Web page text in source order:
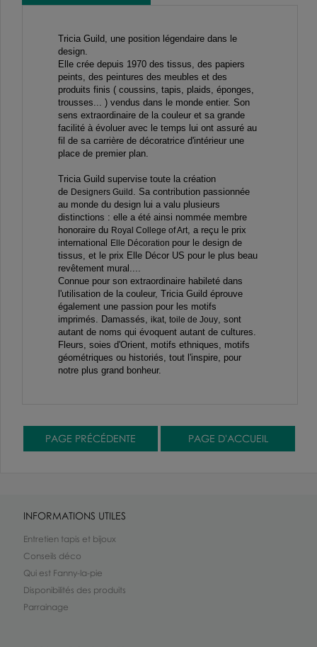
Tricia Guild, une position légendaire dans le
design.
Elle crée depuis 1970 des tissus, des papiers
peints, des peintures des meubles et des
produits finis ( coussins, tapis, plaids, éponges,
trousses... ) vendus dans le monde entier. Son
sens extraordinaire de la couleur et sa grande
facilité à évoluer avec le temps lui ont assuré au
fil de sa carrière de décoratrice d'intérieur une
place de premier plan.
Tricia Guild supervise toute la création
de Designers Guild
Sa contribution passionnée
au monde du design lui a valu plusieurs
distinctions : elle a été ainsi nommée membre
honoraire du Royal College of Art , a reçu le prix
international Elle Décoration pour le design de
tissus, et le prix Elle Décor US pour le plus beau
revêtement mural....
Connue pour son extraordinaire habileté dans
l'utilisation de la couleur, Tricia Guild éprouve
également une passion pour les motifs
imprimés. Damassés, ikat, toile de Jouy , sont
autant de noms qui évoquent autant de cultures.
Fleurs, soies d'Orient, motifs ethniques, motifs
géométriques ou historiés, tout l'inspire, pour
notre plus grand bonheur.
INFORMATIONS UTILES
Entretien tapis et bijoux
Conseils déco
Qui est Fanny-la-pie
Disponibilités des produits
Parrainage